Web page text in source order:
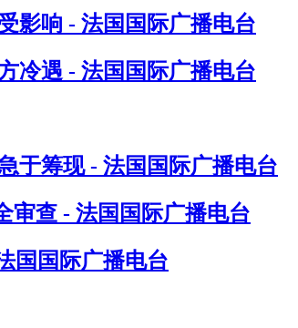
影响 - 法国国际广播电台
冷遇 - 法国国际广播电台
于筹现 - 法国国际广播电台
审查 - 法国国际广播电台
国国际广播电台